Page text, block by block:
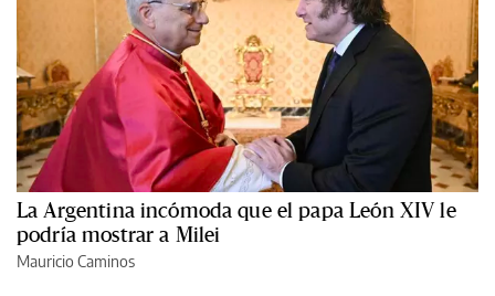
La Argentina incómoda que el papa León XIV le
podría mostrar a Milei
Mauricio Caminos